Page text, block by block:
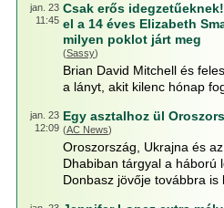
jan. 23
11:45
Csak erős
el a 14 éves Elizabeth
milyen poklot járt meg
(Sassy)
Brian David Mitchell és
a lányt, akit kilenc hónap
jan. 23
12:09
Egy asztalhoz ül
(AC News)
Oroszország, Ukrajna és
Dhabiban tárgyal a háború
Donbasz jövője továbbra is